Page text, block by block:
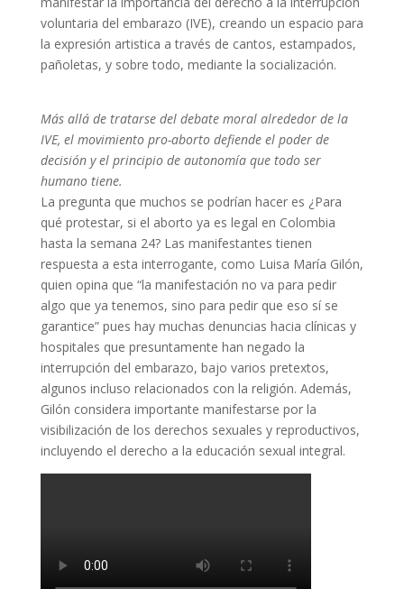
voluntaria del embarazo (IVE), creando un espacio para
la expresión artistica a través de cantos, estampados,
pañoletas, y sobre todo, mediante la socialización.
Más allá de tratarse del debate moral alrededor de la
IVE, el movimiento pro-aborto defiende el poder de
decisión y el principio de autonomía que todo ser
humano tiene.
La pregunta que muchos se podrían hacer es ¿Para
qué protestar, si el aborto ya es legal en Colombia
hasta la semana 24? Las manifestantes tienen
respuesta a esta interrogante, como Luisa María Gilón,
quien opina que “la manifestación no va para pedir
algo que ya tenemos, sino para pedir que eso sí se
garantice” pues hay muchas denuncias hacia clínicas y
hospitales que presuntamente han negado la
interrupción del embarazo, bajo varios pretextos,
algunos incluso relacionados con la religión. Además,
Gilón considera importante manifestarse por la
visibilización de los derechos sexuales y reproductivos,
incluyendo el derecho a la educación sexual integral.